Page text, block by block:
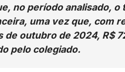
no período analisado,
uma vez que, com
de outubro de 2024, R$
pelo colegiado.